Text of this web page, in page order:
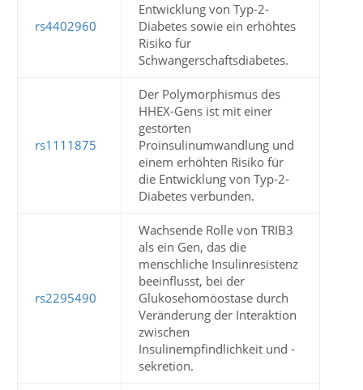
rs4402960
Entwicklung von Typ-2-
Diabetes sowie ein erhöhtes
Risiko für
Schwangerschaftsdiabetes.
rs1111875
Der Polymorphismus des
HHEX-Gens ist mit einer
gestörten
Proinsulinumwandlung und
einem erhöhten Risiko für
die Entwicklung von Typ-2-
Diabetes verbunden.
rs2295490
Wachsende Rolle von TRIB3
als ein Gen, das die
menschliche Insulinresistenz
beeinflusst, bei der
Glukosehomöostase durch
Veränderung der Interaktion
zwischen
Insulinempfindlichkeit und -
sekretion.